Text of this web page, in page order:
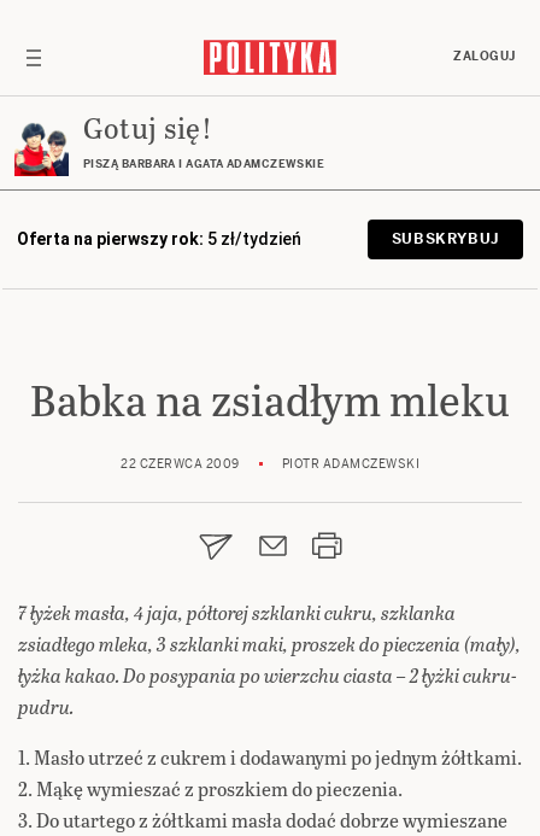
ZALOGUJ
Gotuj się!
PISZĄ BARBARA I AGATA ADAMCZEWSKIE
Oferta na pierwszy rok: 5 zł/tydzień SUBSKRYBUJ
Babka na zsiadłym mleku
22 CZERWCA 2009 PIOTR ADAMCZEWSKI
7 łyżek masła, 4 jaja, półtorej szklanki cukru, szklanka
zsiadłego mleka, 3 szklanki maki, proszek do pieczenia (mały),
łyżka kakao. Do posypania po wierzchu ciasta – 2 łyżki cukru-
pudru.
1. Masło utrzeć z cukrem i dodawanymi po jednym żółtkami.
2. Mąkę wymieszać z proszkiem do pieczenia.
3. Do utartego z żółtkami masła dodać dobrze wymieszane